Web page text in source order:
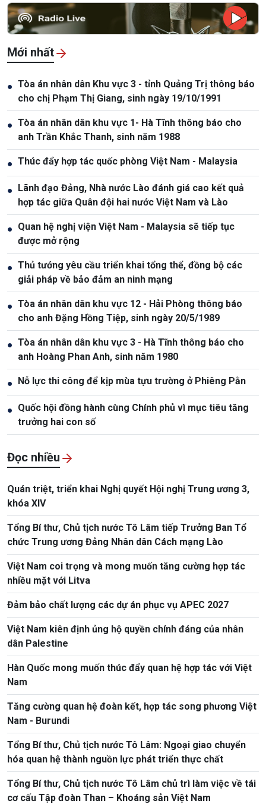
Mới nhất
● Tòa án nhân dân Khu vực 3 - tỉnh Quảng Trị thông báo
cho chị Phạm Thị Giang, sinh ngày 19/10/1991
● Tòa án nhân dân khu vực 1- Hà Tĩnh thông báo cho
anh Trần Khắc Thanh, sinh năm 1988
● Thúc đẩy hợp tác quốc phòng Việt Nam - Malaysia
● Lãnh đạo Đảng, Nhà nước Lào đánh giá cao kết quả
hợp tác giữa Quân đội hai nước Việt Nam và Lào
● Quan hệ nghị viện Việt Nam - Malaysia sẽ tiếp tục
được mở rộng
● Thủ tướng yêu cầu triển khai tổng thể, đồng bộ các
giải pháp về bảo đảm an ninh mạng
● Tòa án nhân dân khu vực 12 - Hải Phòng thông báo
cho anh Đặng Hồng Tiệp, sinh ngày 20/5/1989
● Tòa án nhân dân khu vực 3 - Hà Tĩnh thông báo cho
anh Hoàng Phan Anh, sinh năm 1980
● Nỗ lực thi công để kịp mùa tựu trường ở Phiêng Pằn
● Quốc hội đồng hành cùng Chính phủ vì mục tiêu tăng
trưởng hai con số
Đọc nhiều
Quán triệt, triển khai Nghị quyết Hội nghị Trung ương 3,
khóa XIV
Tổng Bí thư, Chủ tịch nước Tô Lâm tiếp Trưởng Ban Tổ
chức Trung ương Đảng Nhân dân Cách mạng Lào
Việt Nam coi trọng và mong muốn tăng cường hợp tác
nhiều mặt với Litva
Đảm bảo chất lượng các dự án phục vụ APEC 2027
Việt Nam kiên định ủng hộ quyền chính đáng của nhân
dân Palestine
Hàn Quốc mong muốn thúc đẩy quan hệ hợp tác với Việt
Nam
Tăng cường quan hệ đoàn kết, hợp tác song phương Việt
Nam - Burundi
Tổng Bí thư, Chủ tịch nước Tô Lâm: Ngoại giao chuyển
hóa quan hệ thành nguồn lực phát triển thực chất
Tổng Bí thư, Chủ tịch nước Tô Lâm chủ trì làm việc về tái
cơ cấu Tập đoàn Than – Khoáng sản Việt Nam